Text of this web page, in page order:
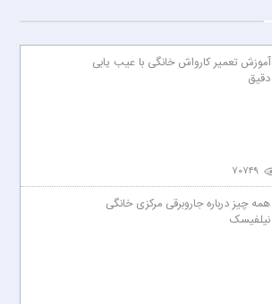
آموزش تعمیر کارواش خانگی با عیب یابی
دقیق
همه چیز درباره جاروبرقی مرکزی خانگی
نیلفیسک